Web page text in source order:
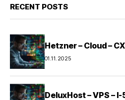
RECENT POSTS
Hetzner – Cloud –
01.11.2025
DeluxHost – VPS –